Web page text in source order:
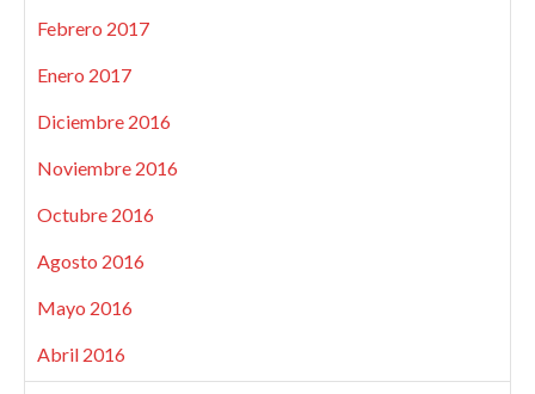
Febrero 2017
Enero 2017
Diciembre 2016
Noviembre 2016
Octubre 2016
Agosto 2016
Mayo 2016
Abril 2016